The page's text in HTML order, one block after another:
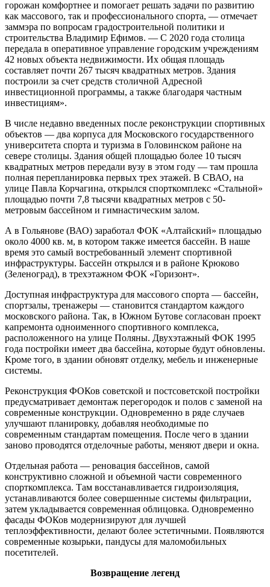
горожан комфортнее и помогает решать задачи по развитию
как массового, так и профессионального спорта, — отмечает
заммэра по вопросам градостроительной политики и
строительства Владимир Ефимов. — С 2020 года столица
передала в оперативное управление городским учреждениям
42 новых объекта недвижимости. Их общая площадь
составляет почти 267 тысяч квадратных метров. Здания
построили за счет средств столичной Адресной
инвестиционной программы, а также благодаря частным
инвестициям».
В числе недавно введенных после реконструкции спортивных
объектов — два корпуса для Московского государственного
университета спорта и туризма в Головинском районе на
севере столицы. Здания общей площадью более 10 тысяч
квадратных метров передали вузу в этом году — там прошла
полная перепланировка первых трех этажей. В СВАО, на
улице Павла Корчагина, открылся спорткомплекс «Стальной»
площадью почти 7,8 тысячи квадратных метров с 50-
метровым бассейном и гимнастическим залом.
А в Гольянове (ВАО) заработал ФОК «Алтайский» площадью
около 4000 кв. м, в котором также имеется бассейн. В наше
время это самый востребованный элемент спортивной
инфраструктуры. Бассейн открылся и в районе Крюково
(Зеленоград), в трехэтажном ФОК «Горизонт».
Доступная инфраструктура для массового спорта — бассейн,
спортзалы, тренажеры — становится стандартом каждого
московского района. Так, в Южном Бутове согласован проект
капремонта одноименного спортивного комплекса,
расположенного на улице Поляны. Двухэтажный ФОК 1995
года постройки имеет два бассейна, которые будут обновлены.
Кроме того, в здании обновят отделку, мебель и инженерные
системы.
Реконструкция ФОКов советской и постсоветской постройки
предусматривает демонтаж перегородок и полов с заменой на
современные конструкции. Одновременно в ряде случаев
улучшают планировку, добавляя необходимые по
современным стандартам помещения. После чего в здании
заново проводятся отделочные работы, меняют двери и окна.
Отдельная работа — реновация бассейнов, самой
конструктивно сложной и объемной части современного
спорткомплекса. Там восстанавливается гидроизоляция,
устанавливаются более совершенные системы фильтрации,
затем укладывается современная облицовка. Одновременно
фасады ФОКов модернизируют для лучшей
теплоэффективности, делают более эстетичными. Появляются
современные козырьки, пандусы для маломобильных
посетителей.
Возвращение легенд